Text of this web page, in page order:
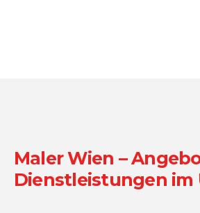
Maler Wien –
Dienstleistungen im